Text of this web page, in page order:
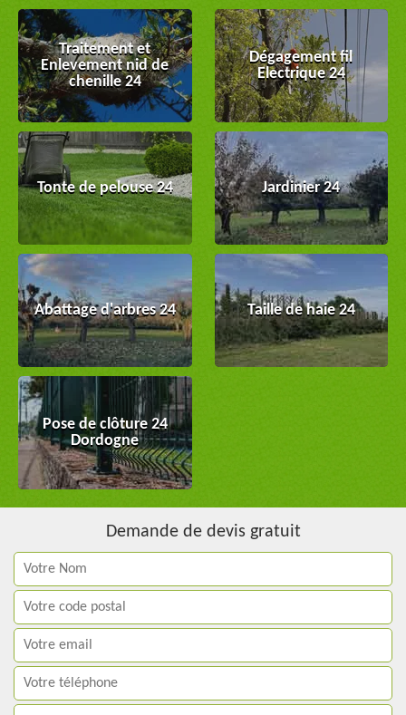
Traitement et
Enlevement nid de
chenille 24
Dégagement fil
Electrique 24
Tonte de pelouse 24 Jardinier 24
Abattage d'arbres 24 Taille de haie 24
Pose de clôture 24
Dordogne
Demande de devis gratuit